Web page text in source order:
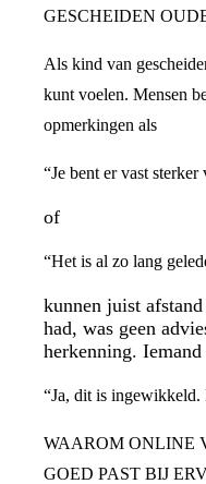
GESCHEIDEN
Als kind van
kunt voelen. Mensen
opmerkingen als
“Je bent er vast
of
“Het is al zo lang
kunnen juist
had, was geen
herkenning.
“Ja, dit is
WAAROM ONLINE
GOED PAST BIJ